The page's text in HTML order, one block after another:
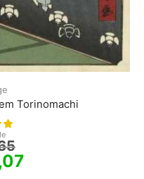
Torinomachi